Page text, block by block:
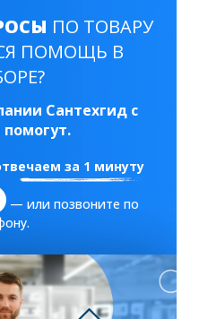
ПО ТОВАРУ
ПОМОЩЬ В
Сантехгид с
за 1 минуту
— или позвоните по